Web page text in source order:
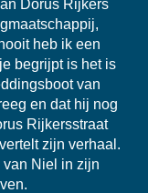
Dorus Rijkers
heb ik een
begrijpt is het is
van
en dat hij nog
Rijkersstraat
zijn verhaal.
Niel in zijn